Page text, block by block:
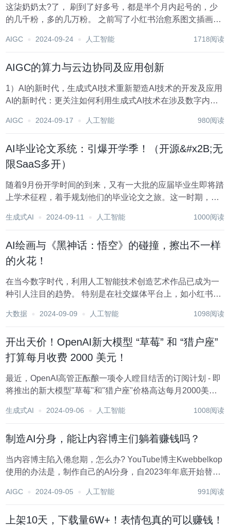
这柒奶奶太?了， 刷到了好多号，都是半个月内起号的，少
的几千粉，多的几万粉。 之前写了小红书治愈系图文插画的
方向。 今天日常逛小红书，刷到了一个柒奶奶的热梗号，这
AIGC 2024-09-24 人工智能 1718阅读
AIGC的算力与云边协同及应用创新
1）AI的新时代，生成式AI技术重新塑造AI技术的开发及应用
AI的新时代：更关注如何利用生成式AI技术在涉及数字内容
含义，凡是可以数字化的内容形式均为生成对象，而非传统
AIGC 2024-09-17 人工智能 980阅读
AI毕业论文系统：引爆开学季！（开源&#x2B;无
限SaaS多开）
随着9月份开学时间的到来，又有一大批的应届毕业生即将踏
上学术征程，着手规划他们的毕业论文之旅。这一时期，不
来一个活力四溢的旺季。 那么，如何精准把握这一市场机
生成式AI 2024-09-11 人工智能 1000阅读
AI绘画与《黑神话：悟空》的碰撞，擦出不一样
的火花！
在当今数字时代，利用人工智能技术创造艺术作品已成为一
种引人注目的趋势。 特别是在社交媒体平台上，如小红书，
为自己带来潜在的商业机会。 如果你是《黑神话：悟空》的
大数据 2024-09-09 人工智能 1098阅读
开出天价！OpenAI新大模型 “草莓” 和 “猎户座”
打算每月收费 2000 美元！
最近，OpenAI高管正酝酿一项令人瞠目结舌的订阅计划 - 即
将推出的新大模型"草莓"和"猎户座"价格高达每月2000美
定价，无疑让人大跌眼镜。 OpenAI之所以敢于如此定价，
生成式AI 2024-09-06 人工智能 1008阅读
制造AI分身，能让内容博主们躺着赚钱吗？
当内容博主陷入倦怠期，怎么办? YouTube博主Kwebbelkop
使用的办法是，制作自己的AI分身，自2023年年底开始替代
为了最早拥抱AI的创作者之一。 YouTube博
AIGC 2024-09-05 人工智能 991阅读
上架10天，下载量6W+！表情包真的可以赚钱！